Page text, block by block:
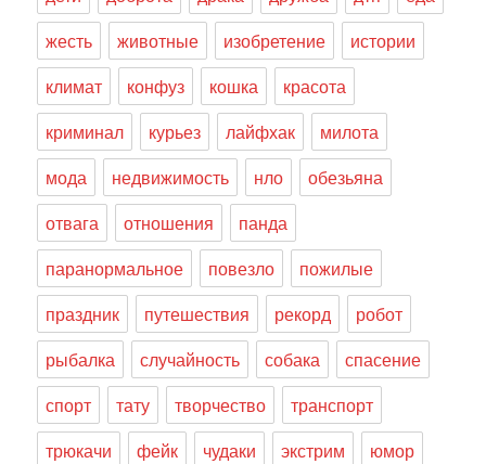
жесть
животные изобретение
истории
климат
конфуз кошка
красота
криминал
курьез лайфхак
милота
мода
недвижимость нло
обезьяна
отвага
отношения
панда
паранормальное
повезло
пожилые
праздник
путешествия рекорд
робот
рыбалка
случайность собака
спасение
спорт
тату творчество
транспорт
трюкачи
фейк чудаки экстрим юмор